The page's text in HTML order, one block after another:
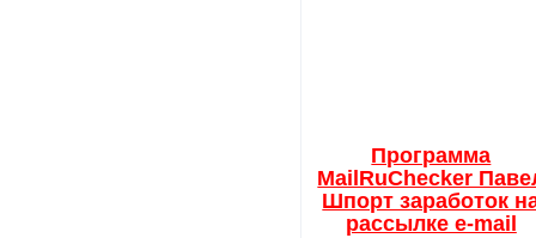
Программа
MailRuChecker
Шпорт заработок
рассылке e-mail